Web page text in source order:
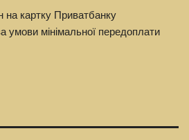
картку Приватбанку
умови мінімальної передоплати